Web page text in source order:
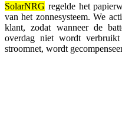
SolarNRG regelde het
van het zonnesysteem. We
klant, zodat wanneer de
overdag niet wordt
stroomnet, wordt